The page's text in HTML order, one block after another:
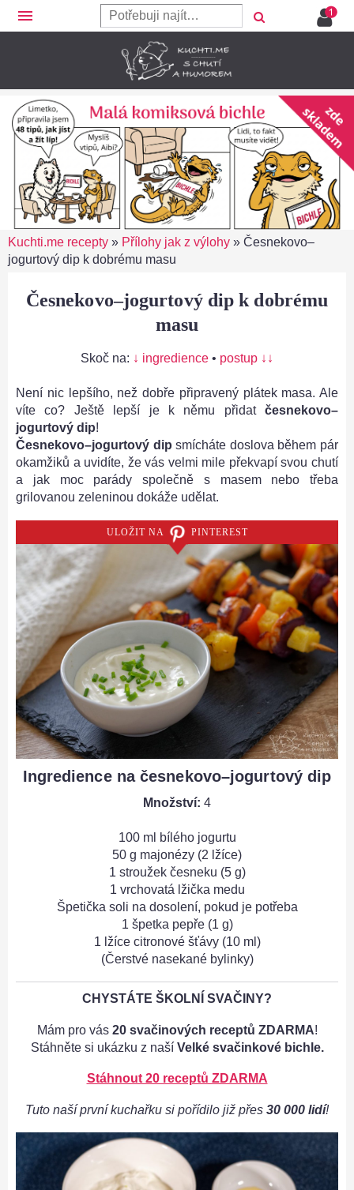
menu
Kuchti.me recepty » Přílohy jak z výlohy » Česnekovo–
jogurtový dip k dobrému masu
Česnekovo–jogurtový dip k dobrému
masu
Skoč na: ↓ ingredience • postup ↓↓
Není nic lepšího, než dobře připravený plátek masa. Ale
víte co? Ještě lepší je k němu přidat česnekovo–
jogurtový dip!
Česnekovo–jogurtový dip smícháte doslova během pár
okamžiků a uvidíte, že vás velmi mile překvapí svou chutí
a jak moc parády společně s masem nebo třeba
grilovanou zeleninou dokáže udělat.
ULOŽIT NA PINTEREST
Ingredience na česnekovo–jogurtový dip
Množství: 4
100 ml bílého jogurtu
50 g majonézy (2 lžíce)
1 stroužek česneku (5 g)
1 vrchovatá lžička medu
Špetička soli na dosolení, pokud je potřeba
1 špetka pepře (1 g)
1 lžíce citronové šťávy (10 ml)
(Čerstvé nasekané bylinky)
CHYSTÁTE ŠKOLNÍ SVAČINY?
Mám pro vás 20 svačinových receptů ZDARMA!
Stáhněte si ukázku z naší Velké svačinkové bichle.
Stáhnout 20 receptů ZDARMA
Tuto naší první kuchařku si pořídilo již přes 30 000 lidí!